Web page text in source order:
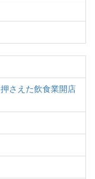
さえた飲食業開店